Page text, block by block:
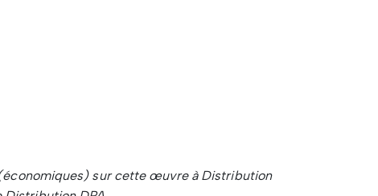
sur cette œuvre à Distribution